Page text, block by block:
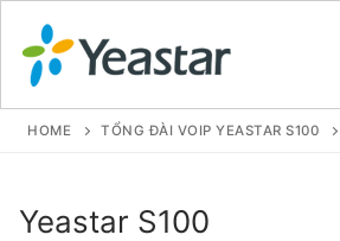
GIỚI THIỆU
HOME TỔNG ĐÀI VOIP YEASTAR S100
Yeastar S100